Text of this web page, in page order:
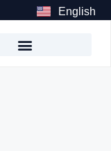
English